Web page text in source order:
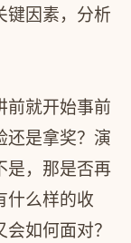
键因素，分析
前就开始事前
还是拿奖？演
是，那是否再
什么样的收
如何面对？